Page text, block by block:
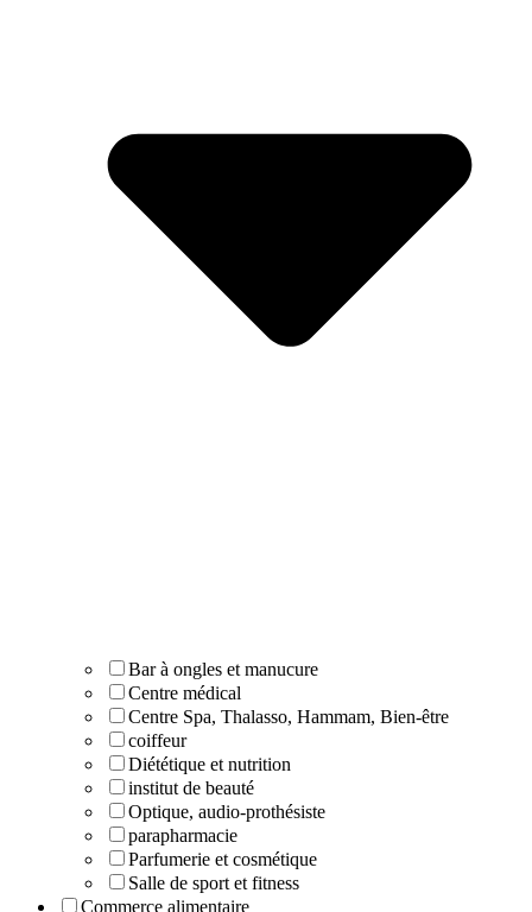
Bar à ongles et manucure
Centre médical
Centre Spa, Thalasso, Hammam, Bien-être
coiffeur
Diététique et nutrition
institut de beauté
Optique, audio-prothésiste
parapharmacie
Parfumerie et cosmétique
Salle de sport et fitness
Commerce alimentaire